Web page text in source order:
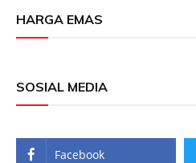
HARGA EMAS
SOSIAL MEDIA
Facebook